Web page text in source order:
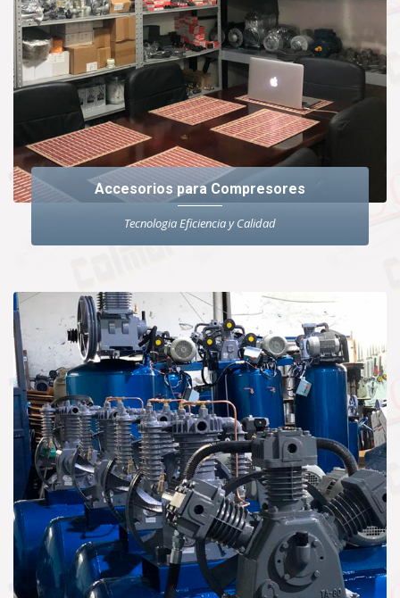
Accesorios para Compresores
Tecnologia Eficiencia y Calidad